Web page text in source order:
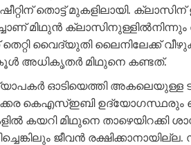
തൊട്ട് മുകളിലായി.
മിഥുന്‍ ക്ലാസിനുള്ളില്‍നിന്നും
തെറ്റി വൈദ്യുതി ലൈനിലേക്ക്
അധികൃതര്‍ മിഥുനെ കണ്ടത്.
ഓടിയെത്തി അകലെയുള്ള
കെഎസ്ഇബി ഉദ്യോഗസ്ഥരും
മിഥുനെ താഴെയിറക്കി
ജീവന്‍